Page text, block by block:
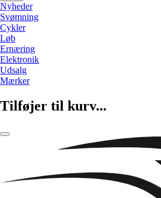
Nyheder
Svømning
Cykler
Løb
Ernæring
Elektronik
Udsalg
Mærker
Tilføjer til kurv...